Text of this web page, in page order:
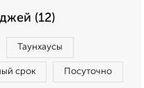
(12)
Таунхаусы
срок Посуточно